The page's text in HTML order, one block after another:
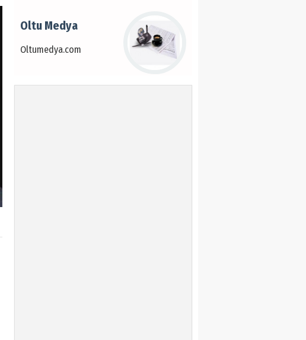
Oltumedya.com
Oltu Medya